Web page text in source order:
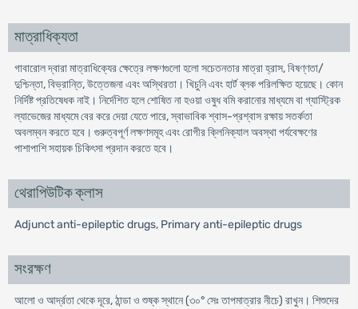
মাত্রাধিক্যতা
গাবারোল দ্বারা মাত্রাধিক্যের ক্ষেত্রে লক্ষণগুলো হলো সচেতনতার মাত্রা হ্রাস, বিষণ্ণতা/
দুশ্চিন্তা, বিভ্রান্তি, উত্তেজনা এবং অস্থিরতা। খিচুনি এবং হার্ট ব্লক পরিলক্ষিত হয়েছে। কোন
নির্দিষ্ট প্রতিষেধক নাই। নির্দেশিত হলে শোষিত না হওয়া ওষুধ বমি করানোর মাধ্যমে বা গ্যাস্ট্রিক
ল্যাভেজের মাধ্যমে বের করে দেয়া যেতে পারে, স্বাভাবিক শ্বাস-প্রশ্বাস রক্ষায় সতর্কতা
অবলম্বন করতে হবে। গুরুত্বপূর্ণ লক্ষণসমূহ এবং রোগীর ক্লিনিক্যাল অবস্থা পর্যবেক্ষণের
পাশাপাশি সহায়ক চিকিৎসা প্রদান করতে হবে।
থেরাপিউটিক ক্লাস
Adjunct anti-epileptic drugs, Primary anti-epileptic drugs
সংরক্ষণ
আলো ও আর্দ্রতা থেকে দূরে, ঠান্ডা ও শুষ্ক স্থানে (৩০° সেঃ তাপমাত্রার নীচে) রাখুন। শিশুদের